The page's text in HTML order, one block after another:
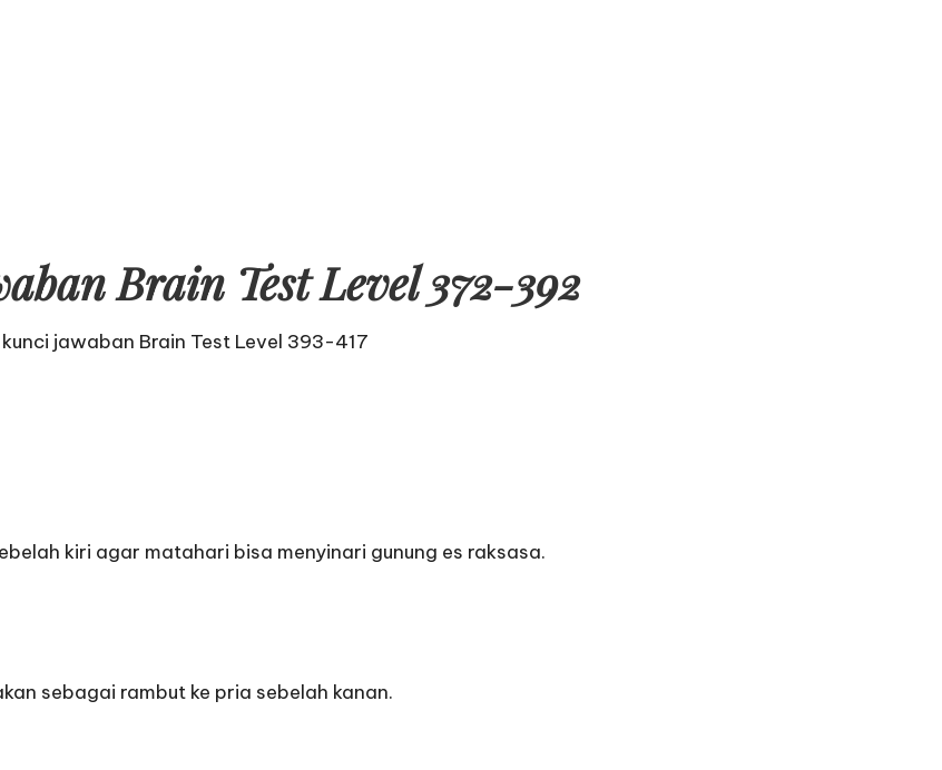
Brain Test Level 372-392
kunci jawaban Brain Test Level 393-417
kiri agar matahari bisa menyinari gunung es raksasa.
sebagai rambut ke pria sebelah kanan.